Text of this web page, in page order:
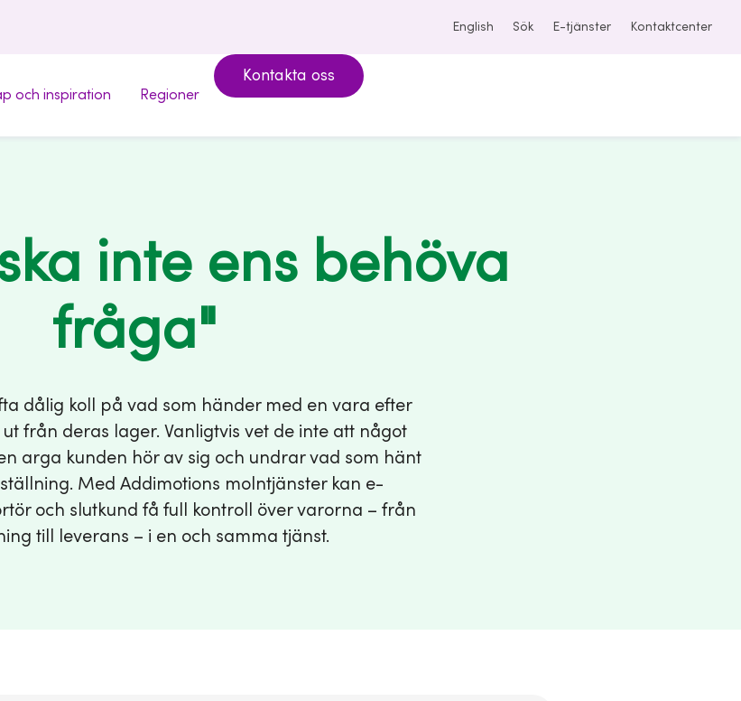
English Sök E-tjänster Kontaktcenter
och inspiration Regioner
Kontakta oss
inte ens behöva
fråga"
dålig koll på vad som händer med en vara efter
från deras lager. Vanligtvis vet de inte att något
arga kunden hör av sig och undrar vad som hänt
Med Addimotions molntjänster kan e-
och slutkund få full kontroll över varorna – från
till leverans – i en och samma tjänst.